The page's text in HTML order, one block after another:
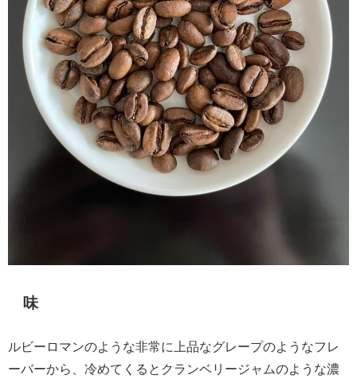
味
ルビーロマンのような非常に上品なグレープのようなフレ
ーバーから、冷めてくるとクランベリージャムのような濃